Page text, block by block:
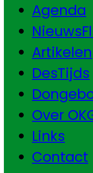
Agenda
Artikelen
DesTijds
Over
Links
Contact